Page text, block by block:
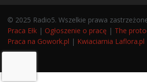
© 2025 Radio5. Wszelkie prawa
Praca Ełk | Ogłoszenie o pracę | The
Praca na Gowork.pl | Kwiaciarnia Laflora.pl